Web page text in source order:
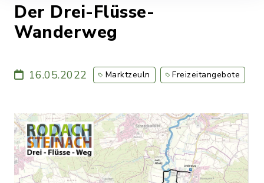
Der Drei-Flüsse-
Wanderweg
16.05.2022 Marktzeuln Freizeitangebote